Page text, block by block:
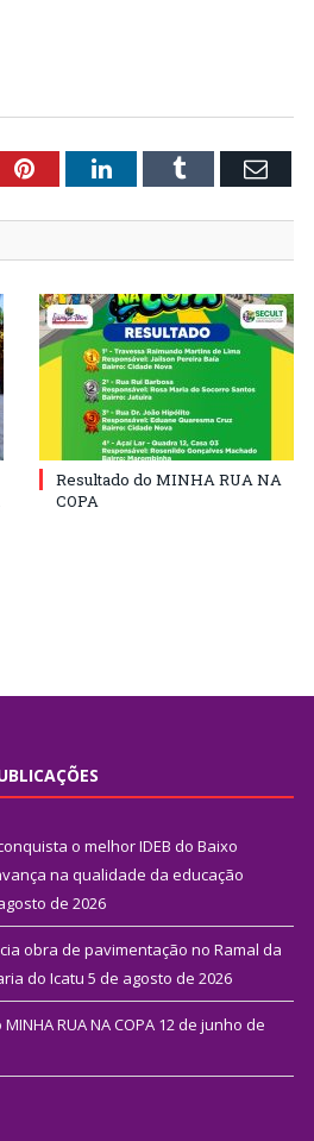
PinterestLinkedInTumblr Email
Resultado do MINHA RUA NA
COPA
o melhor IDEB do Baixo
na qualidade da educação
de 2026
obra de pavimentação no Ramal da
do Icatu 5 de agosto de 2026
RUA NA COPA 12 de junho de